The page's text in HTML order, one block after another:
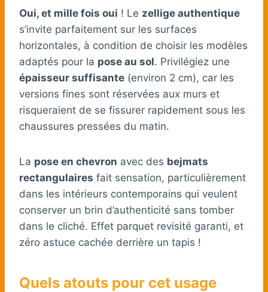
Oui, et mille fois oui ! Le zellige authentique
s’invite parfaitement sur les surfaces
horizontales, à condition de choisir les modèles
adaptés pour la pose au sol. Privilégiez une
épaisseur suffisante (environ 2 cm), car les
versions fines sont réservées aux murs et
risqueraient de se fissurer rapidement sous les
chaussures pressées du matin.
La pose en chevron avec des bejmats
rectangulaires fait sensation, particulièrement
dans les intérieurs contemporains qui veulent
conserver un brin d’authenticité sans tomber
dans le cliché. Effet parquet revisité garanti, et
zéro astuce cachée derrière un tapis !
Quels atouts pour cet usage